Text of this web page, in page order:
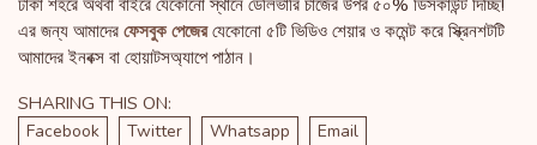
ঢাকা শহরে অথবা বাইরে যেকোনো স্থানে ডেলিভারি চার্জের উপর ৫০% ডিসকাউন্ট দিচ্ছি!
এর জন্য আমাদের ফেসবুক পেজেরযেকোনো ৫টি ভিডিও শেয়ার ও কমেন্ট করে স্ক্রিনশটটি
আমাদের ইনবক্স বা হোয়াটসঅ্যাপে পাঠান।
SHARING THIS ON:
Facebook Twitter Whatsapp Email